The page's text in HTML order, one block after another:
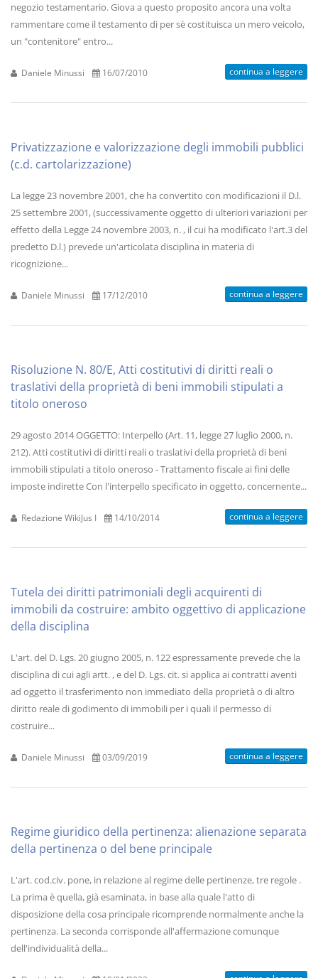
negozio testamentario. Giova a questo proposito ancora una volta
rammentare come il testamento di per sè costituisca un mero veicolo,
un "contenitore" entro...
Daniele Minussi 16/07/2010 continua a leggere
Privatizzazione e valorizzazione degli immobili pubblici
(c.d. cartolarizzazione)
La legge 23 novembre 2001, che ha convertito con modificazioni il D.l.
25 settembre 2001, (successivamente oggetto di ulteriori variazioni per
effetto della Legge 24 novembre 2003, n. , il cui ha modificato l'art.3 del
predetto D.l.) prevede un'articolata disciplina in materia di
ricognizione...
Daniele Minussi 17/12/2010 continua a leggere
Risoluzione N. 80/E, Atti costitutivi di diritti reali o
traslativi della proprietà di beni immobili stipulati a
titolo oneroso
29 agosto 2014 OGGETTO: Interpello (Art. 11, legge 27 luglio 2000, n.
212). Atti costitutivi di diritti reali o traslativi della proprietà di beni
immobili stipulati a titolo oneroso - Trattamento fiscale ai fini delle
imposte indirette Con l'interpello specificato in oggetto, concernente...
Redazione WikiJus I 14/10/2014 continua a leggere
Tutela dei diritti patrimoniali degli acquirenti di
immobili da costruire: ambito oggettivo di applicazione
della disciplina
L'art. del D. Lgs. 20 giugno 2005, n. 122 espressamente prevede che la
disciplina di cui agli artt. , e del D. Lgs. cit. si applica ai contratti aventi
ad oggetto il trasferimento non immediato della proprietà o di altro
diritto reale di godimento di immobili per i quali il permesso di
costruire...
Daniele Minussi 03/09/2019 continua a leggere
Regime giuridico della pertinenza: alienazione separata
della pertinenza o del bene principale
L'art. cod.civ. pone, in relazione al regime delle pertinenze, tre regole .
La prima è quella, già esaminata, in base alla quale l'atto di
disposizione della cosa principale ricomprende normalmente anche la
pertinenza. La seconda corrisponde all'affermazione comunque
dell'individualità della...